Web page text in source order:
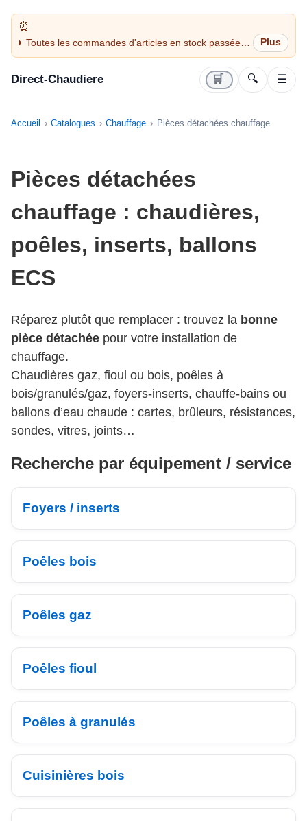
Toutes les commandes d'articles en stock passées
avant 14H sont expédiées le jour même (jours
Direct-Chaudiere 🛒 🔍 ☰
Accueil Catalogues Chauffage Pièces détachées chauffage
Pièces détachées
chauffage : chaudières,
poêles, inserts, ballons
ECS
Réparez plutôt que remplacer : trouvez la bonne
pièce détachée pour votre installation de
chauffage.
Chaudières gaz, fioul ou bois, poêles à
bois/granulés/gaz, foyers-inserts, chauffe-bains ou
ballons d’eau chaude : cartes, brûleurs, résistances,
sondes, vitres, joints…
Recherche par équipement / service
Foyers / inserts
Poêles bois
Poêles gaz
Poêles fioul
Poêles à granulés
Cuisinières bois